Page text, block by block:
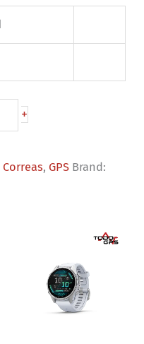
+
Correas, GPS Brand: